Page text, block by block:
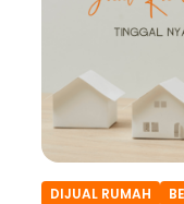
DIJUAL RUMAH